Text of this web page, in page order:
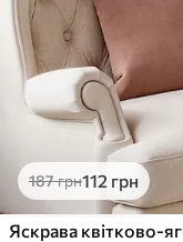
187грн112 грн